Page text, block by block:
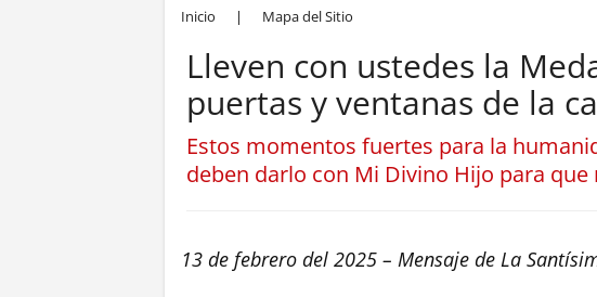
Inicio | Mapa del Sitio
Lleven con ustedes la
puertas y ventanas de la
Estos momentos fuertes para la
deben darlo con Mi Divino Hijo para
13 de febrero del 2025 – Mensaje de La